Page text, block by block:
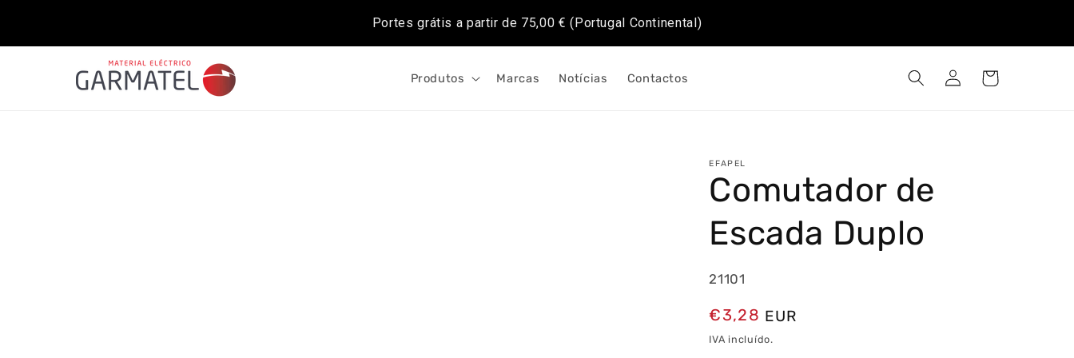
Portes grátis a partir de 75,00 € (Portugal Continental)
Produtos Marcas Notícias Contactos
Iniciar
sessão
Carrinho
EFAPEL
Comutador de
Escada Duplo
21101
Preço
normal
€3,28 EUR
IVA incluído.